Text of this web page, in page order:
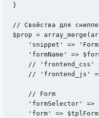
}
// Свойства для
$prop =
'snippet' =>
'formName' =>
// 'frontend_css'
// 'frontend_js'
    // Form
'formSelector' =>
'form' =>